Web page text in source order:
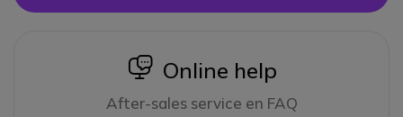
icon
Online help
After-sales service en FAQ